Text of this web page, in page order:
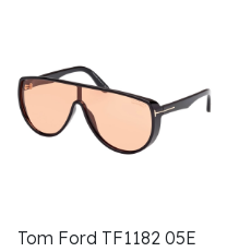
Tom Ford TF1182 05E